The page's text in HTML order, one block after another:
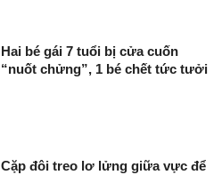
Hai bé gái 7 tuổi bị cửa cuốn
“nuốt chửng”, 1 bé chết tức tưởi
Cặp đôi treo lơ lửng giữa vực để